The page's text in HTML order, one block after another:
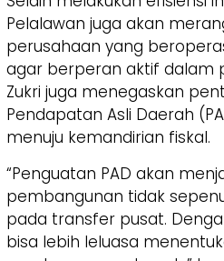
Pelalawan juga akan
perusahaan yang
agar berperan aktif dalam
Zukri juga menegaskan
Pendapatan Asli Daerah
menuju kemandirian fiskal.
“Penguatan PAD akan
pembangunan tidak
pada transfer pusat.
bisa lebih leluasa